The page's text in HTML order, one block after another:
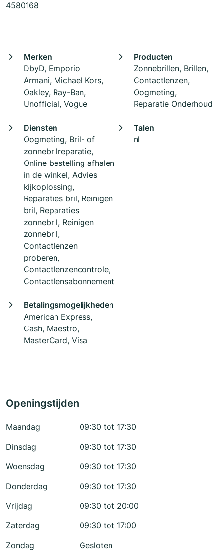
4580168
Merken
DbyD, Emporio
Armani, Michael Kors,
Oakley, Ray-Ban,
Unofficial, Vogue
Producten
Zonnebrillen, Brillen,
Contactlenzen,
Oogmeting,
Reparatie Onderhoud
Diensten
Oogmeting, Bril- of
zonnebrilreparatie,
Online bestelling afhalen
in de winkel, Advies
kijkoplossing,
Reparaties bril, Reinigen
bril, Reparaties
zonnebril, Reinigen
zonnebril,
Contactlenzen
proberen,
Contactlenzencontrole,
Contactlensabonnement
Talen
nl
Betalingsmogelijkheden
American Express,
Cash, Maestro,
MasterCard, Visa
Openingstijden
Maandag
09:30 tot 17:30
Dinsdag
09:30 tot 17:30
Woensdag
09:30 tot 17:30
Donderdag
09:30 tot 17:30
Vrijdag
09:30 tot 20:00
Zaterdag
09:30 tot 17:00
Zondag
Gesloten